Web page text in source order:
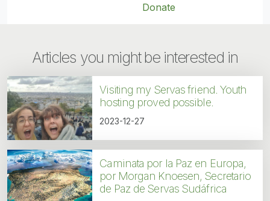
Donate
Articles you might be interested in
Visiting my Servas friend. Youth
hosting proved possible.
2023-12-27
Caminata por la Paz en Europa,
por Morgan Knoesen, Secretario
de Paz de Servas Sudáfrica